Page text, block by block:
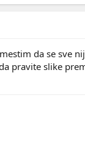
da se sve
pravite slike